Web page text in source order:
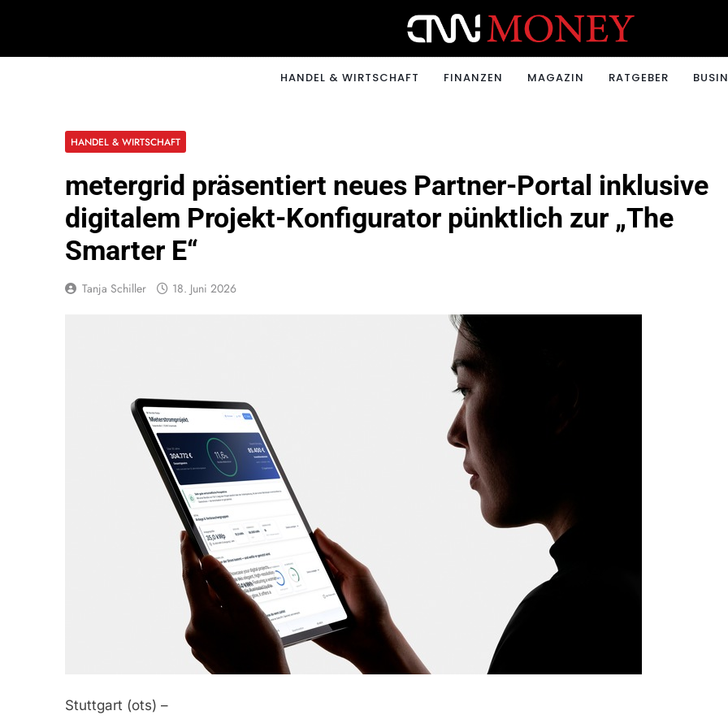
CNNMONEY.CH
HANDEL & WIRTSCHAFT FINANZEN MAGAZIN RATGEBER
HANDEL & WIRTSCHAFT
metergrid präsentiert neues Partner-Portal inklusive
digitalem Projekt-Konfigurator pünktlich zur „The
Smarter E“
Tanja Schiller 18. Juni 2026
Stuttgart (ots) –